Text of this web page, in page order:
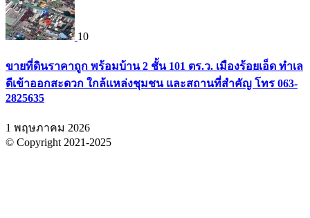
10
ขายที่ดินราคาถูก พร้อมบ้าน 2 ชั้น 101 ตร.ว. เมืองร้อยเอ็ด ทำเล
ดีเข้าออกสะดวก ใกล้แหล่งชุมชน และสถานที่สำคัญ โทร 063-
2825635
1 พฤษภาคม 2026
© Copyright 2021-2025